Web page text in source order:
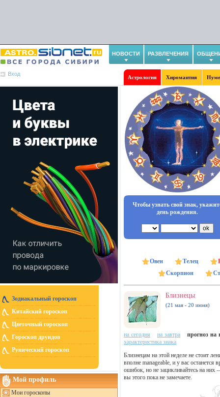
НОВОСТИ РАЗВЛЕЧЕНИЯ
Вход
Астрология Хиромантия
Зодиакальный гороскоп
Китайский гороскоп
Цветочный гороскоп
Гороскоп друидов
Рунический гороскоп
Мой профиль
Мои гороскопы
Чтобы узнать свой знак,
день рождения.
Овен Телец
Скорпион
Близнецы
(21 мая - 20 июня)
на сегодня на завтра
прогноз на
характеристика знака
Близнецам на этой неделе не стоит
вполне manageable, и у вас останется
ошибок, но не зацикливайтесь на
вы этого пока не замечаете.